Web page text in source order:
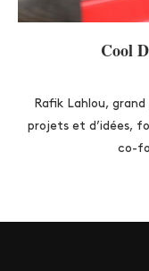
Cool
Rafik Lahlou,
projets et d’idées,
co-